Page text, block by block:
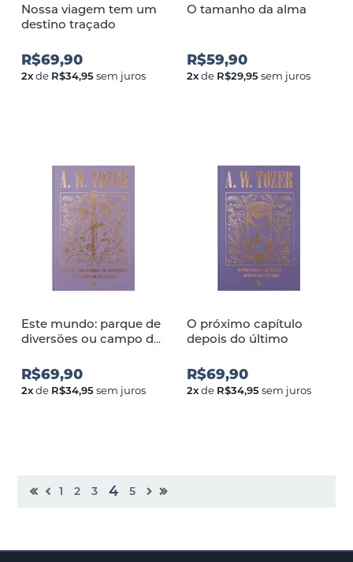
Nossa viagem tem um
destino traçado
R$69,90
2xde R$34,95sem juros
O tamanho da alma
R$59,90
2xde R$29,95sem juros
Este mundo: parque de
diversões ou campo de
R$69,90
2xde R$34,95sem juros
O próximo capítulo
depois do último
R$69,90
2xde R$34,95sem juros
1 2 3 4 5